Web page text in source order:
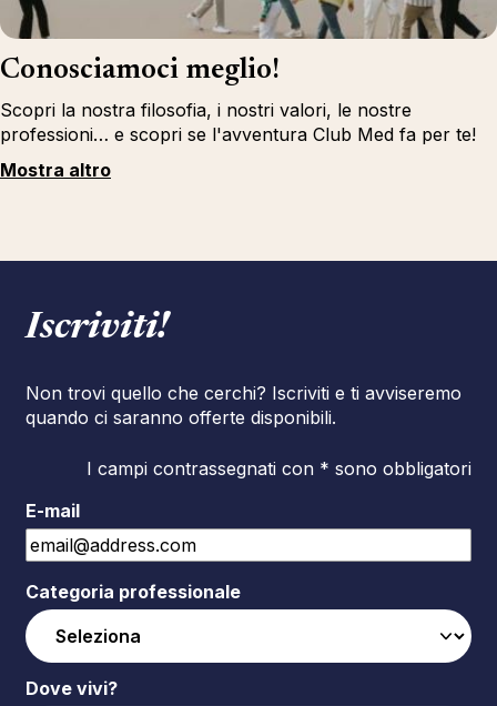
Conosciamoci meglio!
Scopri la nostra filosofia, i nostri valori, le nostre
professioni… e scopri se l'avventura Club Med fa per te!
Mostra altro
Iscriviti!
Non trovi quello che cerchi? Iscriviti e ti avviseremo
quando ci saranno offerte disponibili.
I campi contrassegnati con * sono obbligatori
E-mail
Categoria professionale
Dove vivi?